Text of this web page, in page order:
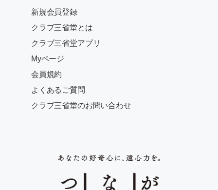
新規会員登録
クラブ三省堂とは
クラブ三省堂アプリ
Myページ
会員規約
よくあるご質問
クラブ三省堂のお問い合わせ